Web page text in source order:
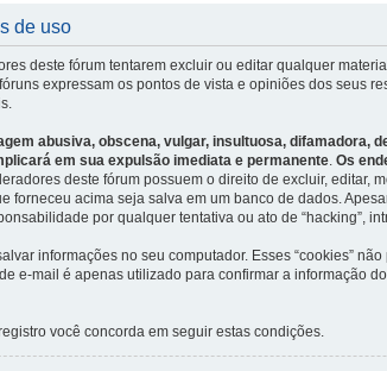
de uso
deste fórum tentarem excluir ou editar qualquer
expressam os pontos de vista e opiniões dos seus
abusiva, obscena, vulgar, insultuosa, difamadora,
em sua expulsão imediata e permanente. Os
deste fórum possuem o direito de excluir,
forneceu acima seja salva em um banco de dados.
por qualquer tentativa ou ato de “hacking”,
informações no seu computador. Esses “cookies”
e-mail é apenas utilizado para confirmar a informação
você concorda em seguir estas condições.